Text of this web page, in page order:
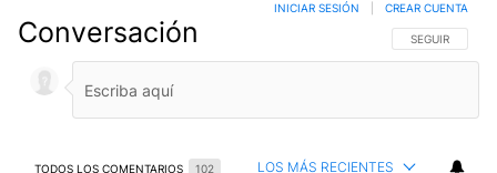
Conversación SIGA ESTA
SEGUIR
INICIAR SESIÓN CREAR CUENTA
TODOS LOS COMENTARIOS 102 LOS MÁS RECIENTES